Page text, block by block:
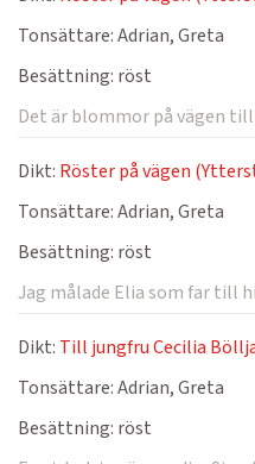
Tonsättare:Adrian, Greta
Besättning: röst
Det är blommor på vägen till
Dikt: Röster på vägen
Tonsättare:Adrian, Greta
Besättning: röst
Jag målade Elia som far till
Dikt: Till jungfru Cecilia
Tonsättare:Adrian, Greta
Besättning: röst